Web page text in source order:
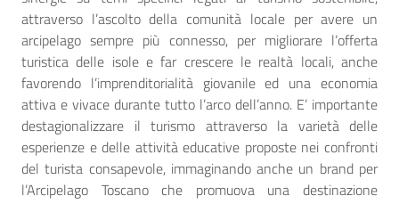
attraverso l’ascolto della comunità locale per avere un
arcipelago sempre più connesso, per migliorare l’offerta
turistica delle isole e far crescere le realtà locali, anche
favorendo l’imprenditorialità giovanile ed una economia
attiva e vivace durante tutto l’arco dell’anno. E’ importante
destagionalizzare il turismo attraverso la varietà delle
esperienze e delle attività educative proposte nei confronti
del turista consapevole, immaginando anche un brand per
l’Arcipelago Toscano che promuova una destinazione